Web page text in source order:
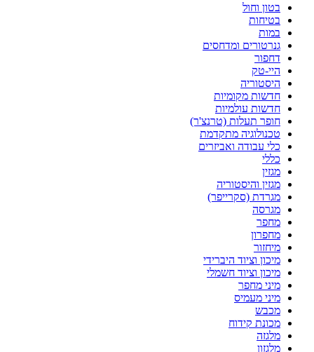
בטון וחול
בטיחות
במות
גנרטורים ומדחסים
דחפור
היי-טק
היסטוריה
חדשות מקומיות
חדשות עולמיות
חופר תעלות (טרנצ'ר)
טכנולוגיה מתקדמת
כלי עבודה ואביזרים
כללי
מגזין
מגזין והיסטוריה
מגרדת (סקרייפר)
מגרסה
מחפר
מחפרון
מיחזור
מיכון וציוד היברידי
מיכון וציוד חשמלי
מיני מחפר
מיני מעמיס
מכבש
מכונת קידוח
מלגזה
מלגזון